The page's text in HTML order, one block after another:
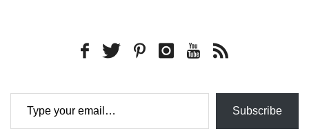
Type your email…
Subscribe